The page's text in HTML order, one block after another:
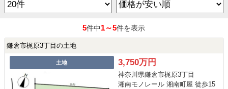
5件中1～5件を表示
鎌倉市梶原3丁目の土地
土地 3,750万円
神奈川県鎌倉市梶原3丁目
湘南モノレール 湘南町屋 徒歩15